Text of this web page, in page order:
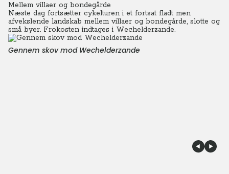
Mellem villaer og bondegårde
Næste dag fortsætter cykelturen i et fortsat fladt men
afvekslende landskab mellem villaer og bondegårde, slotte og
små byer. Frokosten indtages i Wechelderzande.
Gennem skov mod Wechelderzande